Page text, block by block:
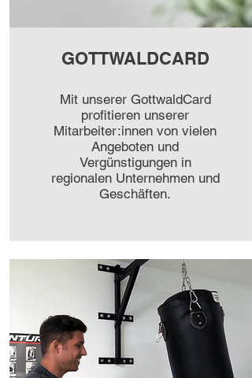
GOTTWALDCARD
Mit unserer GottwaldCard
profitieren unserer
Mitarbeiter:innen von vielen
Angeboten und
Vergünstigungen in
regionalen Unternehmen und
Geschäften.